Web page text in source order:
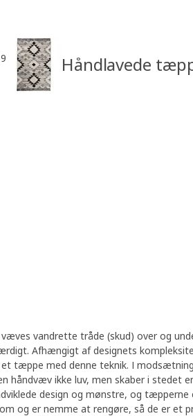
Håndlavede
vandrette tråde (skud) over og
Afhængigt af designets
tæppe med denne teknik. I
håndvæv ikke luv, men skaber i stedet
design og mønstre, og
og er nemme at rengøre, så de er et